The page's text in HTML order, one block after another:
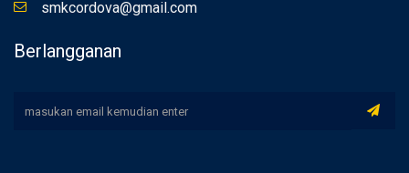
smkcordova@gmail.com
Berlangganan